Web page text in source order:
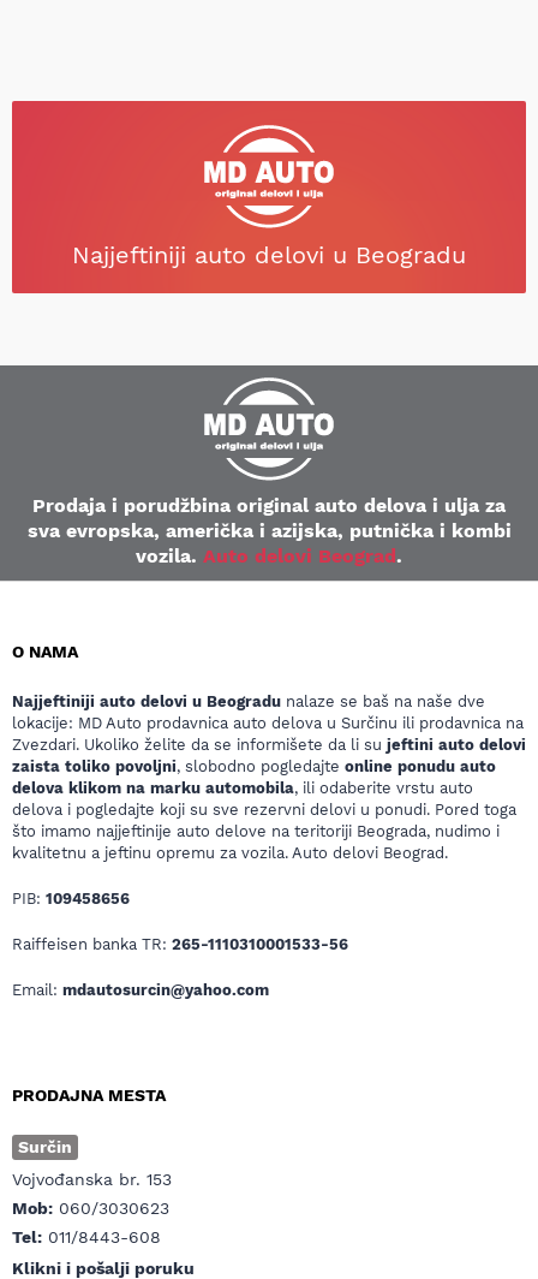
Najjeftiniji auto delovi u Beogradu
Prodaja i porudžbina original auto delova i ulja za
sva evropska, američka i azijska, putnička i kombi
vozila. Auto delovi Beograd.
O NAMA
Najjeftiniji auto delovi u Beogradu nalaze se baš na naše dve
lokacije: MD Auto prodavnica auto delova u Surčinu ili prodavnica na
Zvezdari. Ukoliko želite da se informišete da li su jeftini auto delovi
zaista toliko povoljni, slobodno pogledajte online ponudu auto
delova klikom na marku automobila, ili odaberite vrstu auto
delova i pogledajte koji su sve rezervni delovi u ponudi. Pored toga
što imamo najjeftinije auto delove na teritoriji Beograda, nudimo i
kvalitetnu a jeftinu opremu za vozila. Auto delovi Beograd.
PIB: 109458656
Raiffeisen banka TR: 265-1110310001533-56
Email: mdautosurcin@yahoo.com
PRODAJNA MESTA
Surčin
Vojvođanska br. 153
Mob: 060/3030623
Tel: 011/8443-608
Klikni i pošalji poruku